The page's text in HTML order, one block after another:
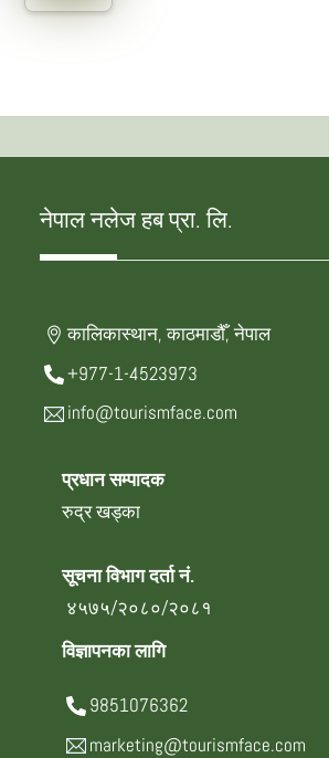
नेपाल नलेज हब प्रा. लि.
कालिकास्थान, काठमाडौँ, नेपाल
+977-1-4523973
info@tourismface.com
प्रधान सम्पादक
रुद्र खड्का
सूचना विभाग दर्ता नं.
४५७५/२०८०/२०८१
विज्ञापनका लागि
9851076362
marketing@tourismface.com